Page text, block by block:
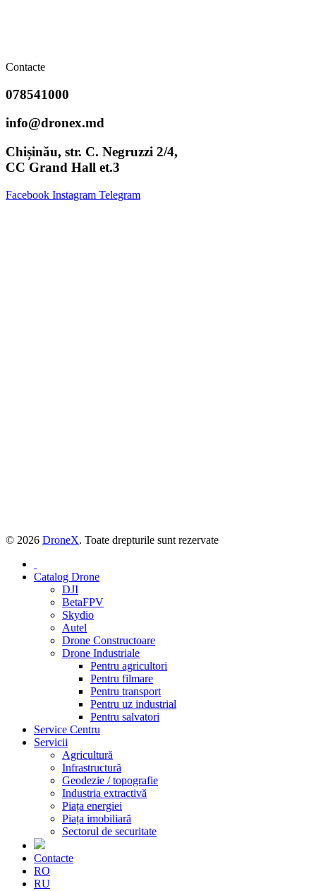
Contacte
078541000
info@dronex.md
Chișinău, str. C. Negruzzi 2/4,
CC Grand Hall et.3
Facebook Instagram Telegram
© 2026 DroneX. Toate drepturile sunt rezervate
Catalog Drone
DJI
BetaFPV
Skydio
Autel
Drone Constructoare
Drone Industriale
Pentru agricultori
Pentru filmare
Pentru transport
Pentru uz industrial
Pentru salvatori
Service Centru
Servicii
Agricultură
Infrastructură
Geodezie / topografie
Industria extractivă
Piața energiei
Piața imobiliară
Sectorul de securitate
Contacte
RO
RU